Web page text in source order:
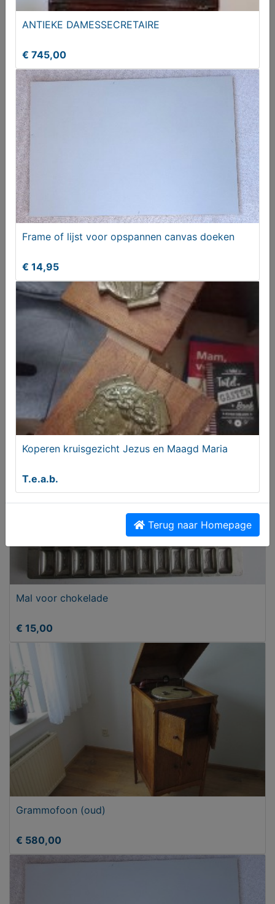
Bascule koper (oud)
€ 20,00
Twee goudkleurige houten lijsten met passepartout
en bloem
T.e.a.b.
Mal voor chokelade
€ 15,00
Grammofoon (oud)
€ 580,00
ANTIEKE DAMESSECRETAIRE
€ 745,00
Frame of lijst voor opspannen canvas doeken
€ 14,95
Koperen kruisgezicht Jezus en Maagd Maria
T.e.a.b.
Terug naar Homepage